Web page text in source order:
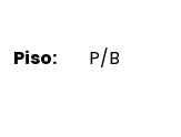
Piso:
P/B